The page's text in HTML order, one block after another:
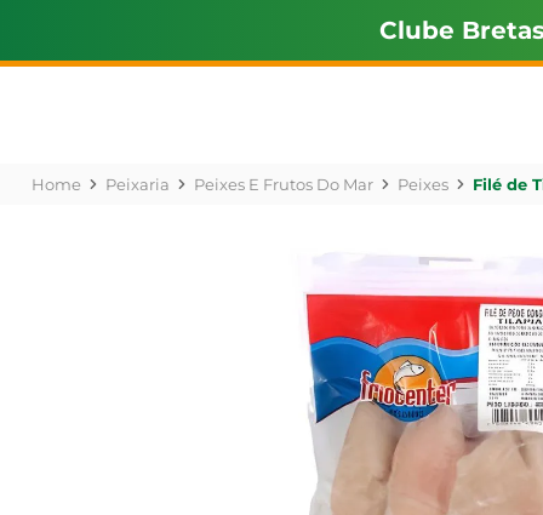
Clube Bretas
Peixaria Peixes E Frutos Do Mar Peixes Filé de